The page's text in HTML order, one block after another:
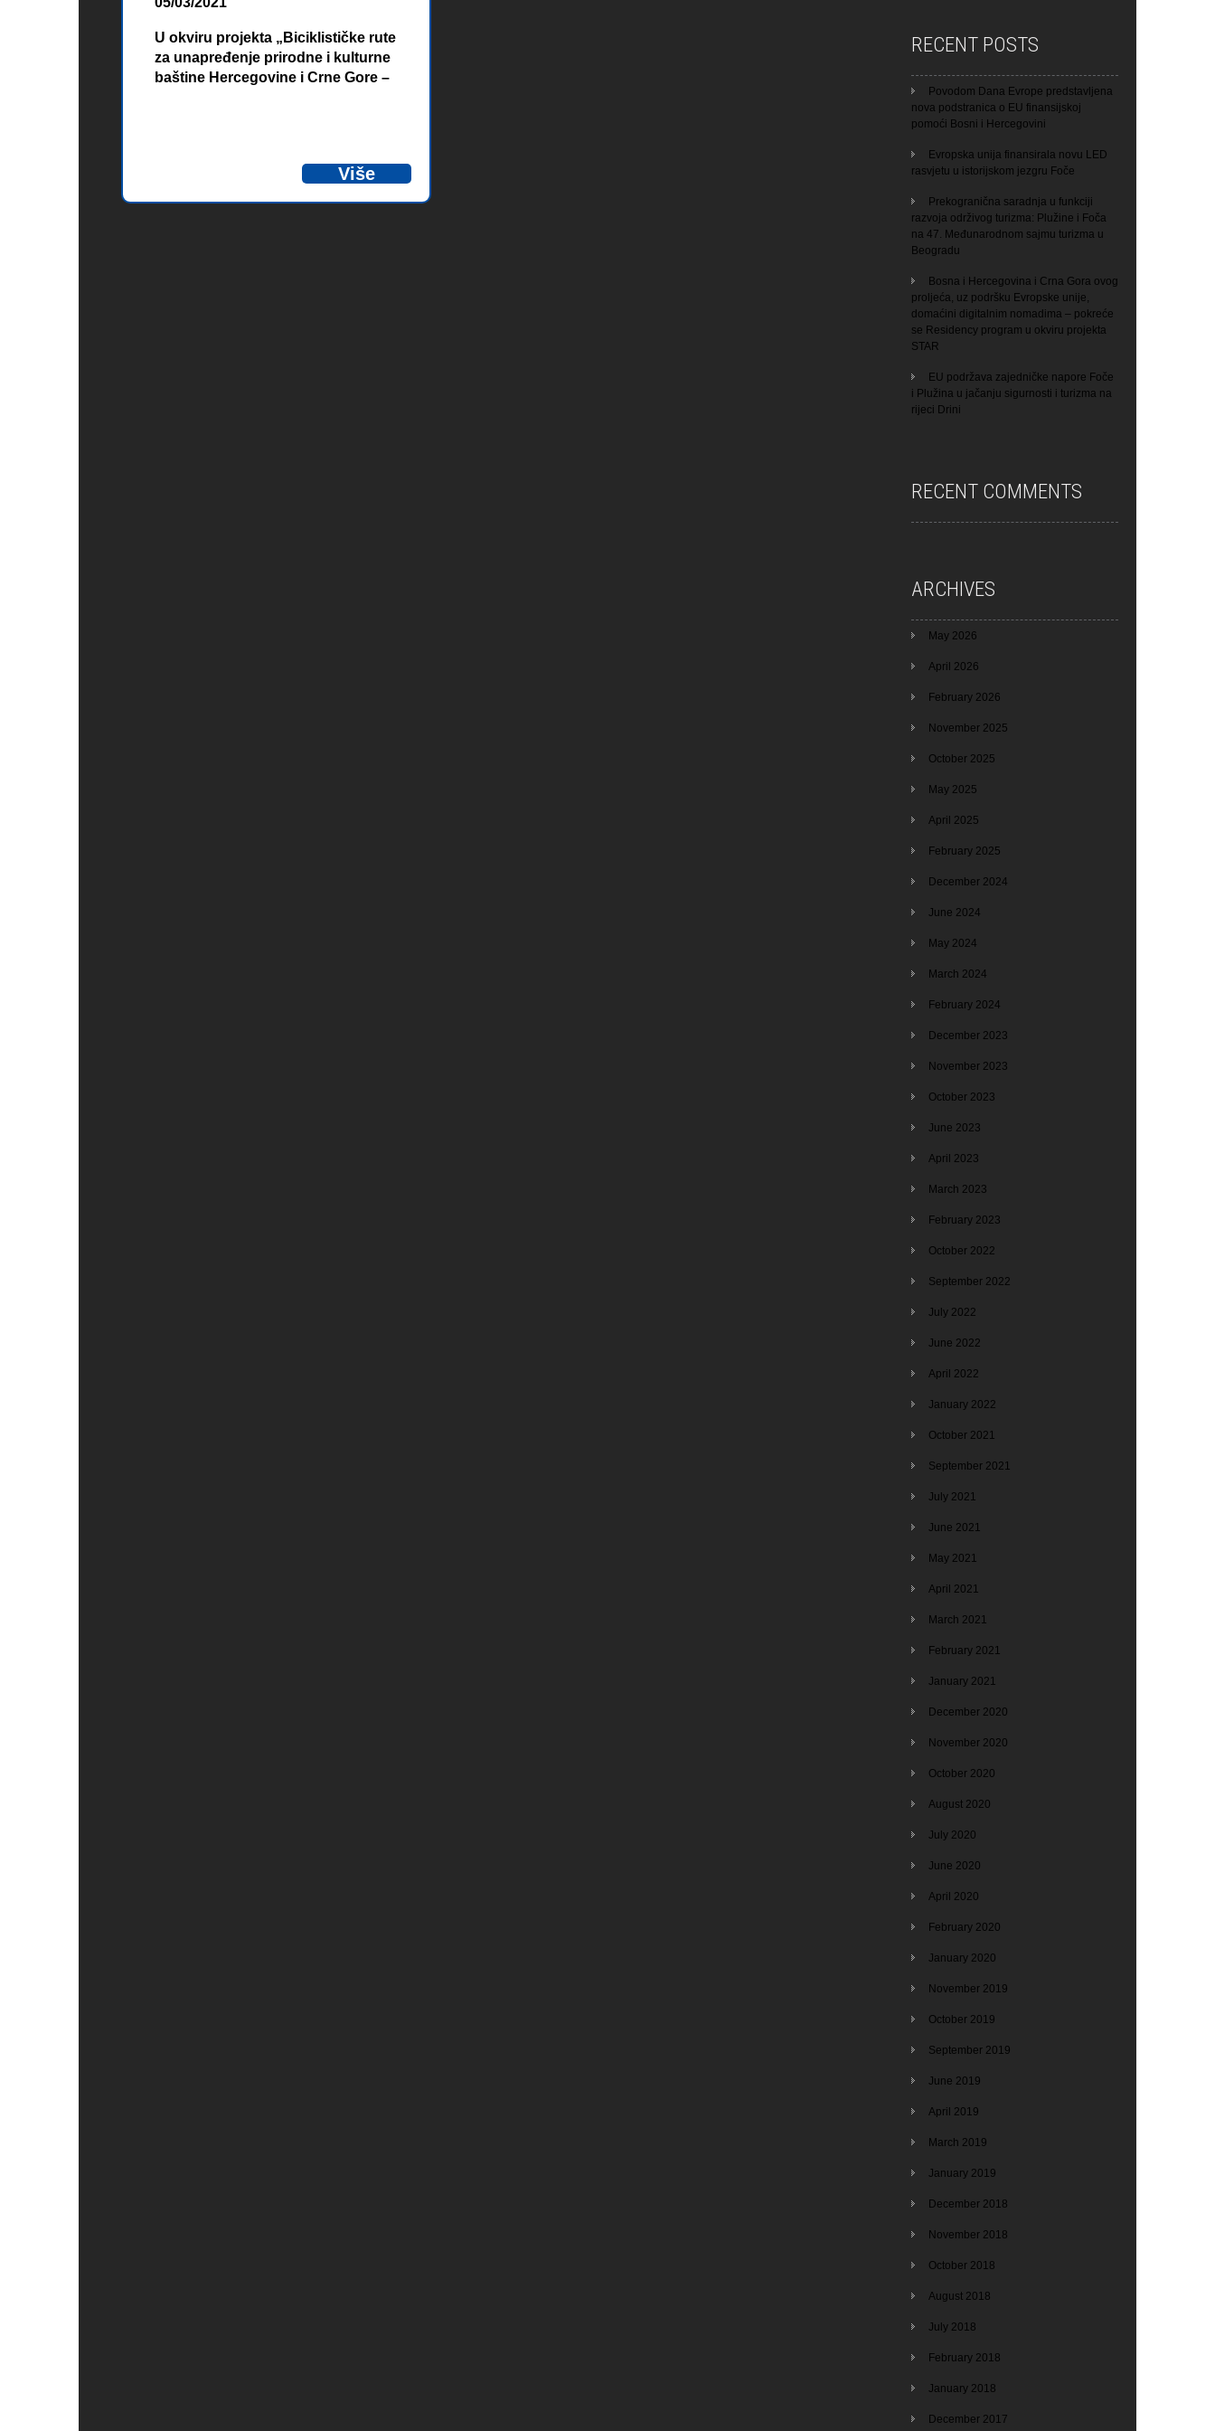
U okviru projekta „Biciklističke rute
za unapređenje prirodne i kulturne
baštine Hercegovine i Crne Gore –
Foruma aktivnog turizma podViše
RECENT POSTS
Povodom Dana Evrope predstavljena
nova podstranica o EU finansijskoj
pomoći Bosni i Hercegovini
Evropska unija finansirala novu LED
rasvjetu u istorijskom jezgru Foče
Prekogranična saradnja u funkciji
razvoja održivog turizma: Plužine i Foča
na 47. Međunarodnom sajmu turizma u
Beogradu
Bosna i Hercegovina i Crna Gora ovog
proljeća, uz podršku Evropske unije,
domaćini digitalnim nomadima – pokreće
se Residency program u okviru projekta
STAR
EU podržava zajedničke napore Foče
i Plužina u jačanju sigurnosti i turizma na
rijeci Drini
RECENT COMMENTS
ARCHIVES
May 2026
April 2026
February 2026
November 2025
October 2025
May 2025
April 2025
February 2025
December 2024
June 2024
May 2024
March 2024
February 2024
December 2023
November 2023
October 2023
June 2023
April 2023
March 2023
February 2023
October 2022
September 2022
July 2022
June 2022
April 2022
January 2022
October 2021
September 2021
July 2021
June 2021
May 2021
April 2021
March 2021
February 2021
January 2021
December 2020
November 2020
October 2020
August 2020
July 2020
June 2020
April 2020
February 2020
January 2020
November 2019
October 2019
September 2019
June 2019
April 2019
March 2019
January 2019
December 2018
November 2018
October 2018
August 2018
July 2018
February 2018
January 2018
December 2017